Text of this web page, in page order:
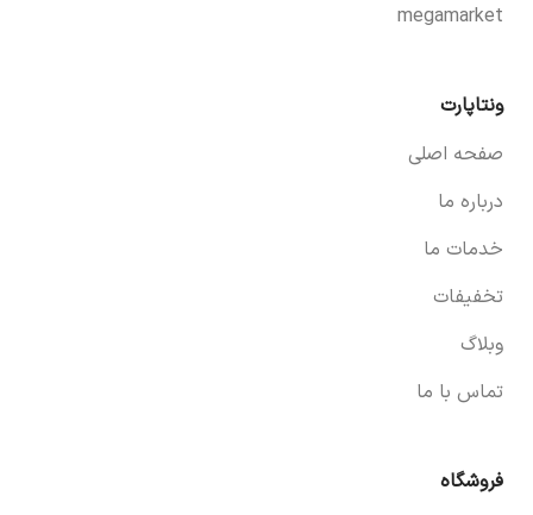
ونتاپارت
صفحه اصلی
درباره ما
خدمات ما
تخفیفات
وبلاگ
تماس با ما
فروشگاه